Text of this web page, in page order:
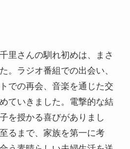
里さんの馴れ初めは、まさ
。ラジオ番組での出会い、
での再会、音楽を通じた交
ていきました。電撃的な結
を授かる喜びがありまし
るまで、家族を第一に考